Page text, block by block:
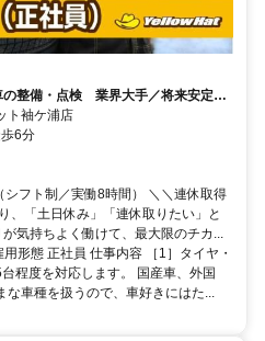
整備・点検 業界大手／将来安定／
◎
ト袖ケ浦店
6分
フト制／実働8時間） ＼＼連休取得
、「土日休み」「連休取りたい」と
気持ちよく働けて、最大限のチカ...
形態 正社員 仕事内容 ［1］タイヤ・
程度を対応します。 国産車、外国
車種を扱うので、車好きにはた...